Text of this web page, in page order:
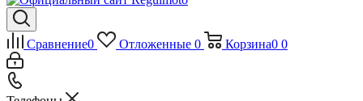
Сравнение0 Отложенные 0 Корзина0 0